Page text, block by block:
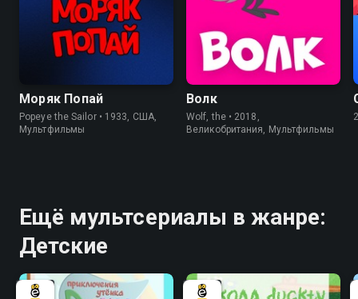
Моряк Попай
Popeye the Sailor • 1933, США,
Мультфильмы
Волк
Wolf, the • 2018,
Великобритания, Мультфильмы
Ещё мультсериалы в жанре:
Детские